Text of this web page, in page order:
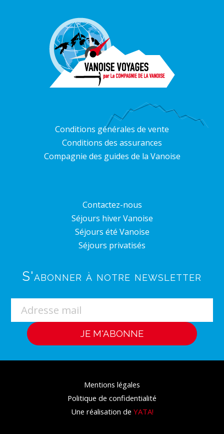
Conditions générales de vente
Conditions des assurances
Compagnie des guides de la Vanoise
Contactez-nous
Séjours hiver Vanoise
Séjours été Vanoise
Séjours privatisés
S'abonner à notre newsletter
Mentions légales
Politique de confidentialité
Une réalisation de YATA!